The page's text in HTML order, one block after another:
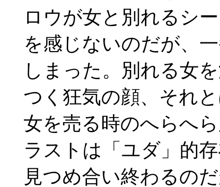
ロウが女と別れるシ
を感じないのだが、
しまった。別れる女
つく狂気の顔、それ
女を売る時のへらへ
ラストは「ユダ」的
見つめ合い終わるの